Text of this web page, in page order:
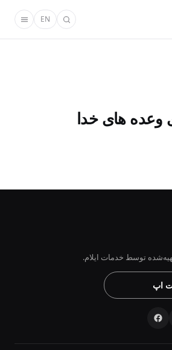
EN
وعده های خدا
توسط خدمات ایلام.
اپ